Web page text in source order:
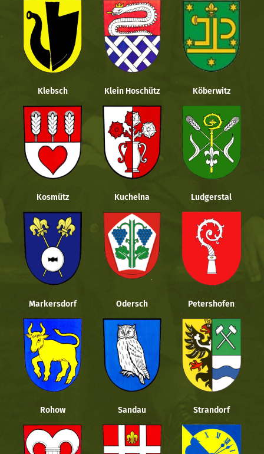
Klebsch Klein Hoschütz Köberwitz
Kosmütz Kuchelna Ludgerstal
Markersdorf Odersch Petershofen
Rohow Sandau Strandorf